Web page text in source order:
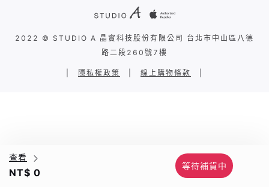
查看
NT$ 0
等待補貨中
2022 © STUDIO A 晶實科技股份有限公司 台北市中山區八德
路二段260號7樓
隱私權政策 線上購物條款